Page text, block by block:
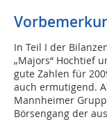
In Teil I der
„Majors“ Hochtief
gute Zahlen für
auch ermutigend.
Mannheimer
Börsengang der